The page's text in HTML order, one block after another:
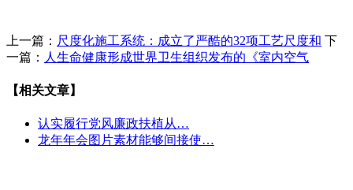
上一篇： 尺度化施工系统：成立了严酷的32项工艺尺度和 下
一篇： 人生命健康形成世界卫生组织发布的《室内空气
【相关文章】
认实履行党风廉政扶植从…
龙年年会图片素材能够间接使…